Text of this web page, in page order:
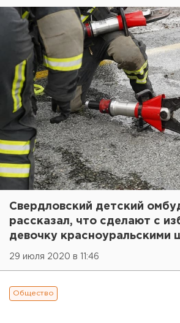
Свердловский детский
рассказал, что сделают с
девочку красноуральскими
29 июля 2020 в 11:46
Общество